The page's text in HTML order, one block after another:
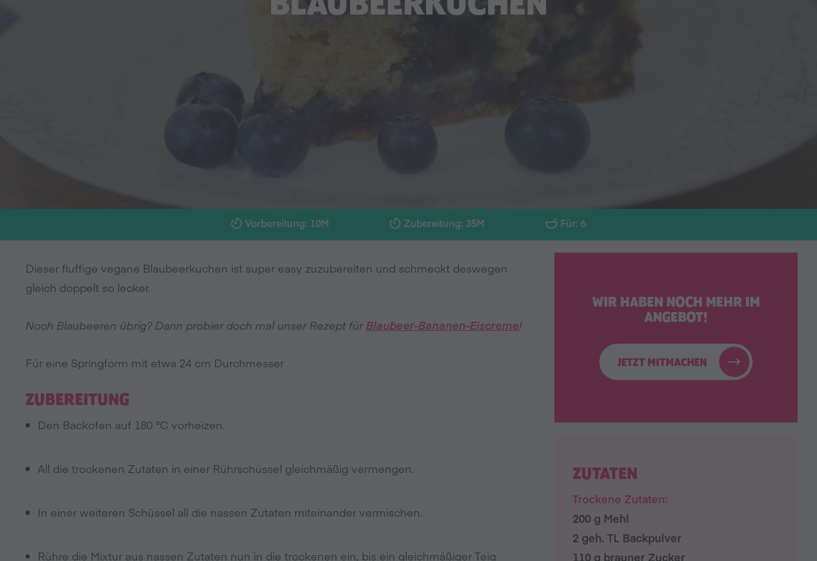
Vorbereitung: 10M Zubereitung: 35M Für: 6
WIR HABEN NOCH MEHR IM
ANGEBOT!
JETZT MITMACHEN
ZUTATEN
Trockene Zutaten:
200 g Mehl
2 geh. TL Backpulver
110 g brauner Zucker
Dieser fluffige vegane Blaubeerkuchen ist super easy zuzubereiten und schmeckt deswegen
gleich doppelt so lecker.
Noch Blaubeeren übrig? Dann probier doch mal unser Rezept fürBlaubeer-Bananen-Eiscreme!
Für eine Springform mit etwa 24 cm Durchmesser
ZUBEREITUNG
Den Backofen auf 180 °C vorheizen.
All die trockenen Zutaten in einer Rührschüssel gleichmäßig vermengen.
In einer weiteren Schüssel all die nassen Zutaten miteinander vermischen.
Rühre die Mixtur aus nassen Zutaten nun in die trockenen ein, bis ein gleichmäßiger Teig